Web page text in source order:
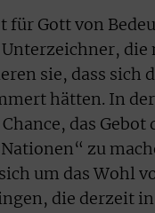
für Gott von
sie, dass sich
hätten. In
das
zu
um das Wohl
die derzeit